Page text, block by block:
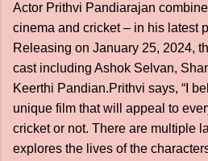
Actor Prithvi Pandiarajan
cinema and cricket – in his latest
Releasing on January 25, 2024,
cast including Ashok Selvan,
Keerthi Pandian.Prithvi says, “I
unique film that will appeal to
cricket or not. There are multiple
explores the lives of the